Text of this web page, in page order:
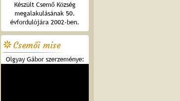
Készült Csemő Község
megalakulásának 50.
évfordulójára 2002-ben.
Csemői mise
Olgyay Gábor szerzeménye: